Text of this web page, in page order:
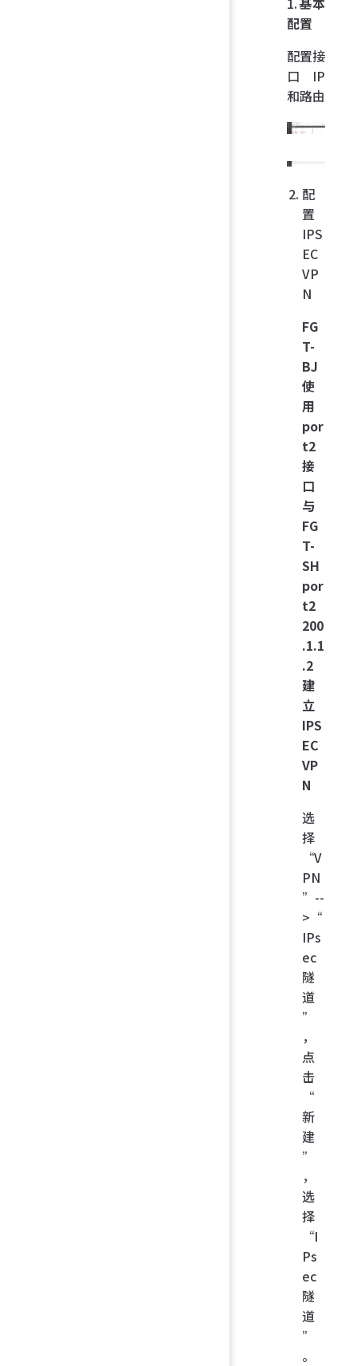
配置
配置接
口 IP
和路由
配
置
IPS
EC
VP
N
FG
T-
BJ
使
用
por
t2
接
口
与
FG
T-
SH
por
t2
200
.1.1
.2
建
立
IPS
EC
VP
N
选
择
“V
PN
”--
>“
IPs
ec
隧
道
”
，
点
击
“
新
建
”
，
选
择
“I
Ps
ec
隧
道
”
。